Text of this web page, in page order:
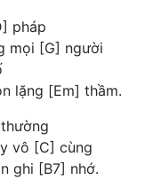
pháp
mọi [G] người
lặng [Em] thầm.
vô [C] cùng
ghi [B7] nhớ.